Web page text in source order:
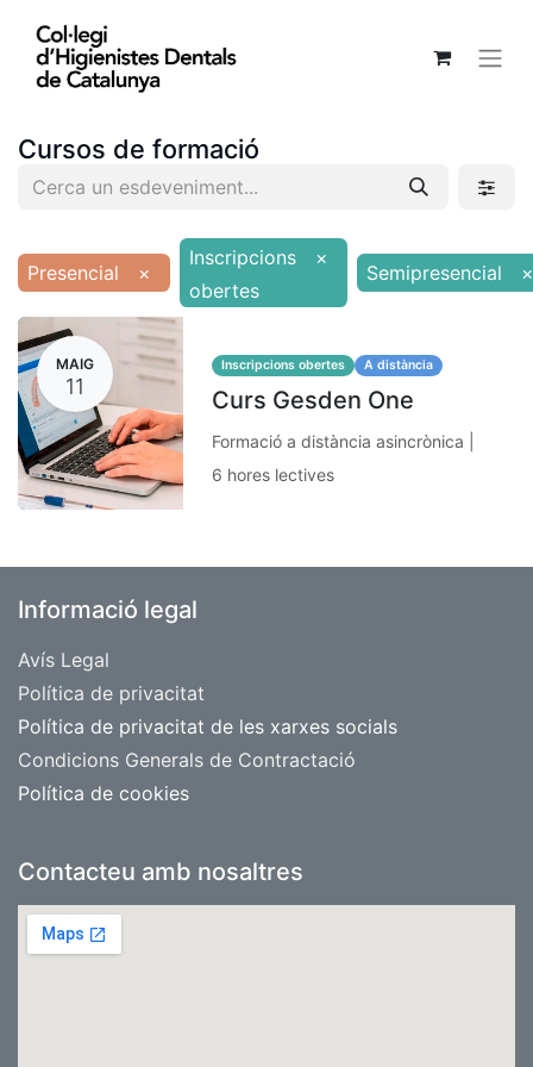
Cursos de formació
Presencial ×
Inscripcions
obertes
×
Semipresencial ×
MAIG
11
Inscripcions obertes A distància
Curs Gesden One
Formació a distància asincrònica |
6 hores lectives
Informació legal
Avís Legal
​Política de privacitat
Política de privacitat de les xarxes socials
Condicions Generals de Contractació
Política de cookies
Contacteu amb nosaltres